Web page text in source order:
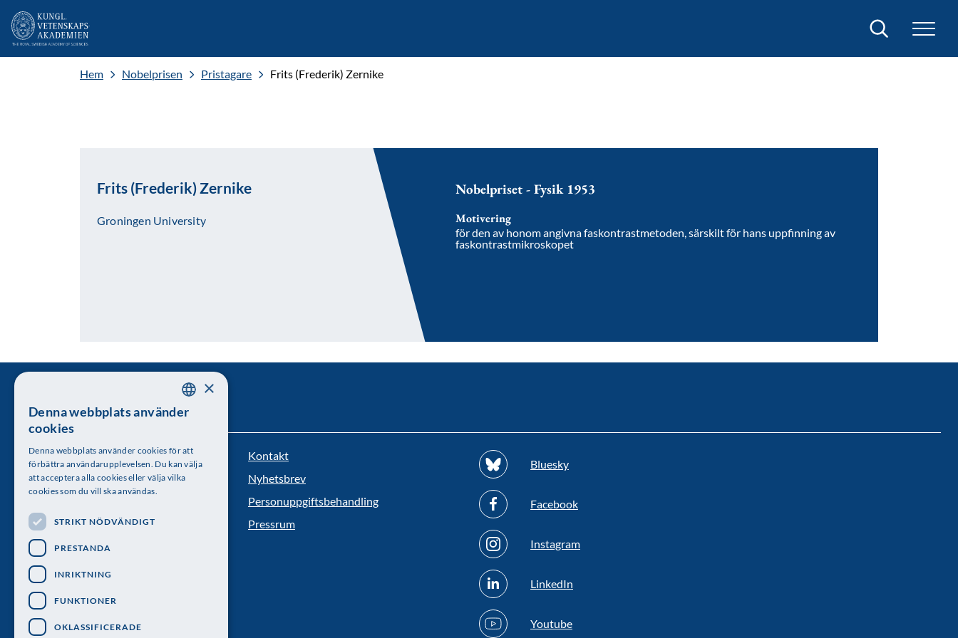
Sök
Hem Nobelprisen Pristagare Frits (Frederik) Zernike
Frits (Frederik) Zernike
Groningen University
Nobelpriset - Fysik 1953
Motivering
för den av honom angivna faskontrastmetoden, särskilt för hans uppfinning av
faskontrastmikroskopet
Kungl. Vetenskapsakademien
Besöksadress: Lilla Frescativägen 4A
Telefon: 08-673 95 00
Kontakt
Nyhetsbrev
Personuppgiftsbehandling
Pressrum
Bluesky
Facebook
Instagram
LinkedIn
Youtube
SWEDISH
×
Denna webbplats använder
cookies
Denna webbplats använder cookies för att
förbättra användarupplevelsen. Du kan välja
att acceptera alla cookies eller välja vilka
cookies som du vill ska användas.
STRIKT NÖDVÄNDIGT
PRESTANDA
INRIKTNING
FUNKTIONER
OKLASSIFICERADE